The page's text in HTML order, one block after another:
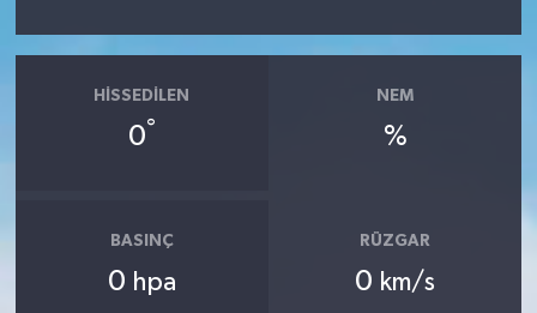
HISSEDILEN
0°
NEM
%
BASINÇ
0 hpa
RÜZGAR
0 km/s